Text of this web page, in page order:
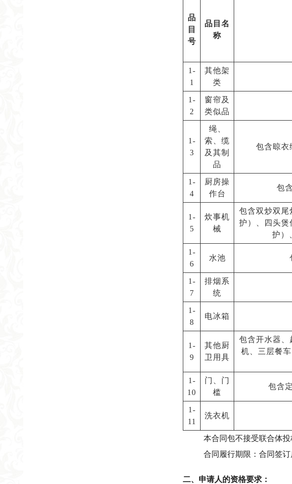
品
目
号
品目名
称
1-
1
其他架
类
1-
2
窗帘及
类似品
1-
3
绳、
索、缆
及其制
品
包含晾衣
1-
4
厨房操
作台
包
1-
5
炊事机
械
包含双炒双尾
护）、四头煲
护）
1-
6
水池
1-
7
排烟系
统
1-
8
电冰箱
1-
9
其他厨
卫用具
包含开水器、
机、三层餐
1-
10
门、门
槛
包含
1-
11
洗衣机
本合同包不接受联合体投
合同履行期限：合同签订
二、申请人的资格要求：